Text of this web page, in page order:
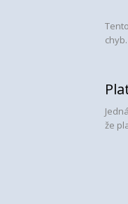
chyb.
že